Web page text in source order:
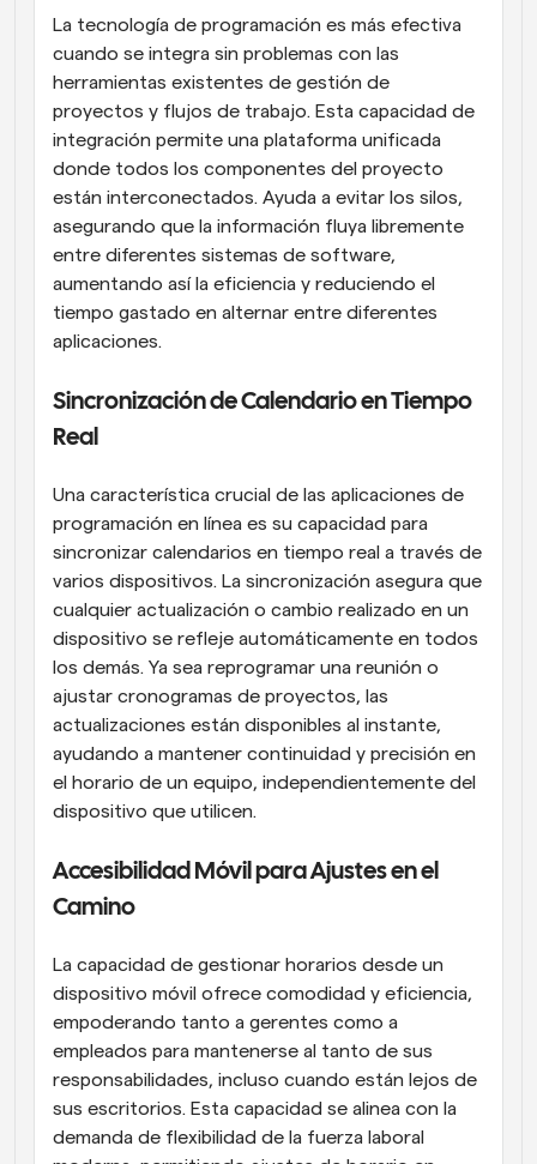
La tecnología de programación es más efectiva
cuando se integra sin problemas con las
herramientas existentes de gestión de
proyectos y flujos de trabajo. Esta capacidad de
integración permite una plataforma unificada
donde todos los componentes del proyecto
están interconectados. Ayuda a evitar los silos,
asegurando que la información fluya libremente
entre diferentes sistemas de software,
aumentando así la eficiencia y reduciendo el
tiempo gastado en alternar entre diferentes
aplicaciones.
Sincronización de Calendario en Tiempo
Real
Una característica crucial de las aplicaciones de
programación en línea es su capacidad para
sincronizar calendarios en tiempo real a través de
varios dispositivos. La sincronización asegura que
cualquier actualización o cambio realizado en un
dispositivo se refleje automáticamente en todos
los demás. Ya sea reprogramar una reunión o
ajustar cronogramas de proyectos, las
actualizaciones están disponibles al instante,
ayudando a mantener continuidad y precisión en
el horario de un equipo, independientemente del
dispositivo que utilicen.
Accesibilidad Móvil para Ajustes en el
Camino
La capacidad de gestionar horarios desde un
dispositivo móvil ofrece comodidad y eficiencia,
empoderando tanto a gerentes como a
empleados para mantenerse al tanto de sus
responsabilidades, incluso cuando están lejos de
sus escritorios. Esta capacidad se alinea con la
demanda de flexibilidad de la fuerza laboral